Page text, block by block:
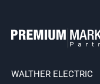
WALTHER ELECTRIC